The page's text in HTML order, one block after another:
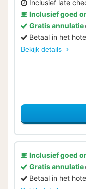
Inclusief late
Inclusief goed
Gratis annulatie
Betaal in het
Bekijk details
Inclusief goed
Gratis annulatie
Betaal in het